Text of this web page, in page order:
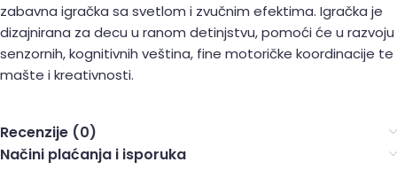
zabavna igračka sa svetlom i zvučnim efektima. Igračka je
dizajnirana za decu u ranom detinjstvu, pomoći će u razvoju
senzornih, kognitivnih veština, fine motoričke koordinacije te
mašte i kreativnosti.
Recenzije (0)
Načini plaćanja i isporuka